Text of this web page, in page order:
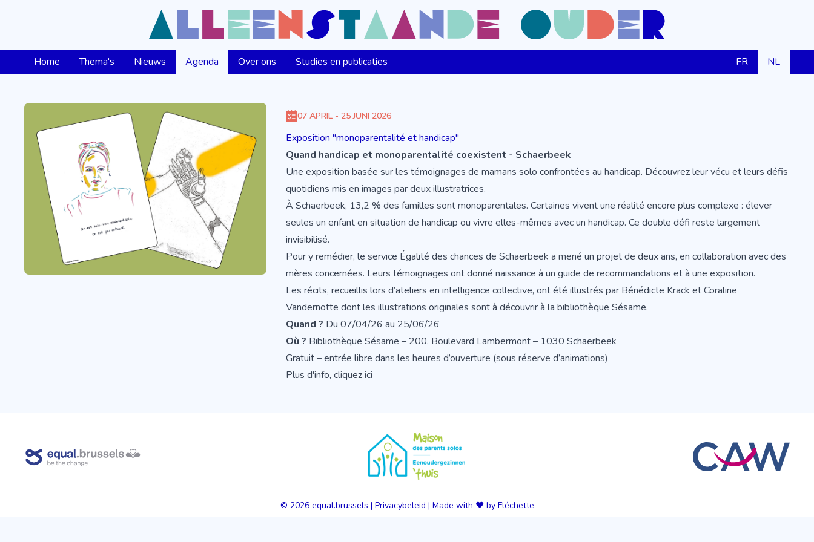
Home Thema's Nieuws Agenda Over ons Studies en publicaties FR NL
07 APRIL - 25 JUNI 2026
Exposition "monoparentalité et handicap"
Quand handicap et monoparentalité coexistent - Schaerbeek
Une exposition basée sur les témoignages de mamans solo confrontées au handicap. Découvrez leur vécu et leurs défis
quotidiens mis en images par deux illustratrices.
À Schaerbeek, 13,2 % des familles sont monoparentales. Certaines vivent une réalité encore plus complexe : élever
seules un enfant en situation de handicap ou vivre elles-mêmes avec un handicap. Ce double défi reste largement
invisibilisé.
Pour y remédier, le service Égalité des chances de Schaerbeek a mené un projet de deux ans, en collaboration avec des
mères concernées. Leurs témoignages ont donné naissance à un guide de recommandations et à une exposition.
Les récits, recueillis lors d’ateliers en intelligence collective, ont été illustrés par Bénédicte Krack et Coraline
Vandernotte dont les illustrations originales sont à découvrir à la bibliothèque Sésame.
Quand ? Du 07/04/26 au 25/06/26
Où ? Bibliothèque Sésame – 200, Boulevard Lambermont – 1030 Schaerbeek
Gratuit – entrée libre dans les heures d’ouverture (sous réserve d’animations)
Plus d'info, cliquezici
© 2026 equal.brussels | Privacybeleid | Made with ❤️ by Fléchette